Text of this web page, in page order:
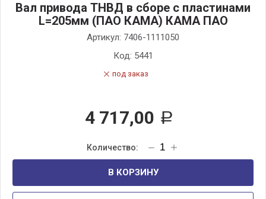
Вал привода ТНВД в сборе с пластинами
L=205мм (ПАО КАМА) КАМА ПАО
Артикул: 7406-1111050
Код: 5441
под заказ
4 717,00 Р
В КОРЗИНУ